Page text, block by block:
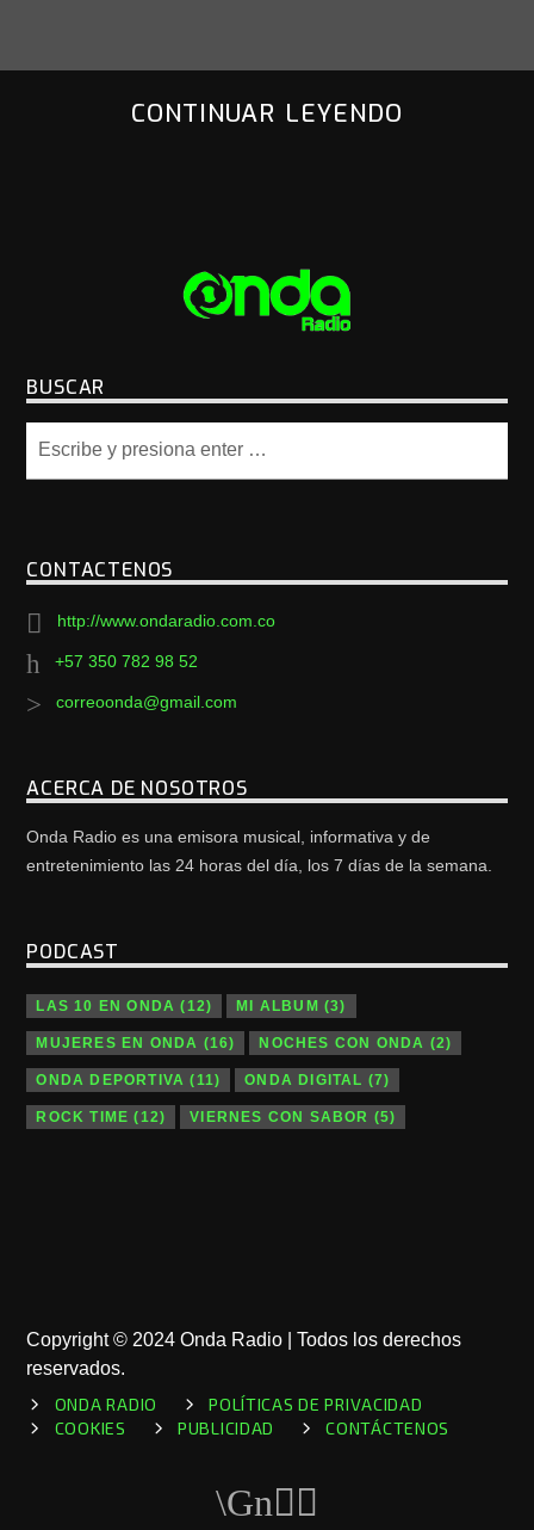
CONTINUAR LEYENDO
BUSCAR
CONTACTENOS
http://www.ondaradio.com.co
+57 350 782 98 52
correoonda@gmail.com
ACERCA DE NOSOTROS
Onda Radio es una emisora musical, informativa y de
entretenimiento las 24 horas del día, los 7 días de la semana.
PODCAST
LAS 10 EN ONDA (12) MI ALBUM (3)
MUJERES EN ONDA (16) NOCHES CON ONDA (2)
ONDA DEPORTIVA (11) ONDA DIGITAL (7)
ROCK TIME (12) VIERNES CON SABOR (5)
Copyright © 2024 Onda Radio | Todos los derechos
reservados.
ONDA RADIO
POLÍTICAS DE PRIVACIDAD
COOKIES
PUBLICIDAD CONTÁCTENOS